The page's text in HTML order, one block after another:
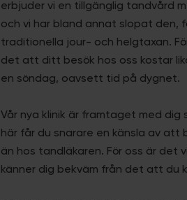
erbjuder vi en tillgänglig tandvård
och vi har bland annat slopat den,
traditionella jour- och helgtaxan.
det att ditt besök hos oss kostar
en söndag, oavsett tid på dygnet.
Vår nya klinik är framtaget med
här får du snarare en känsla av att
än hos tandläkaren. För oss är
känner dig bekväm från det att du